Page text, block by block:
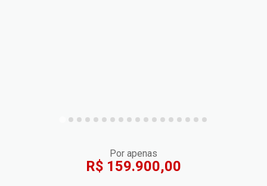
Por apenas
R$ 159.900,00